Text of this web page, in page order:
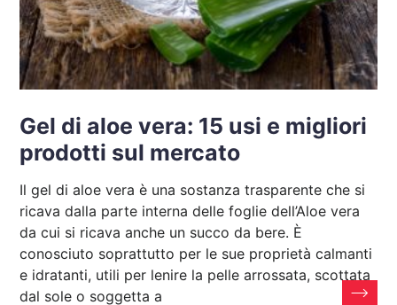
Gel di aloe vera: 15 usi e migliori
prodotti sul mercato
Il gel di aloe vera è una sostanza trasparente che si
ricava dalla parte interna delle foglie dell’Aloe vera
da cui si ricava anche un succo da bere. È
conosciuto soprattutto per le sue proprietà calmanti
e idratanti, utili per lenire la pelle arrossata, scottata
dal sole o soggetta a